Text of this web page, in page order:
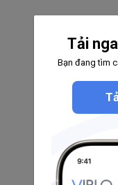
Tải
Bạn đang tìm